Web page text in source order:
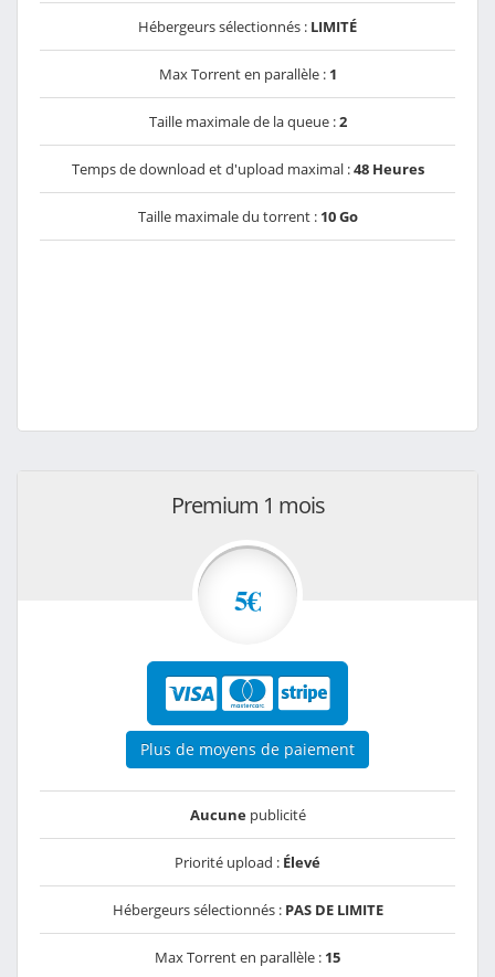
Hébergeurs sélectionnés : LIMITÉ
Max Torrent en parallèle : 1
Taille maximale de la queue :2
Temps de download et d'upload maximal :48 Heures
Taille maximale du torrent : 10 Go
Premium 1 mois
5€
Plus de moyens de paiement
Aucunepublicité
Priorité upload : Élevé
Hébergeurs sélectionnés : PAS DE LIMITE
Max Torrent en parallèle : 15